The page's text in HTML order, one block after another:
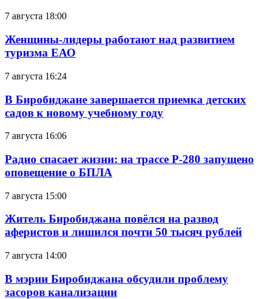
7 августа 18:00
Женщины-лидеры работают над развитием
туризма ЕАО
7 августа 16:24
В Биробиджане завершается приемка детских
садов к новому учебному году
7 августа 16:06
Радио спасает жизни: на трассе Р-280 запущено
оповещение о БПЛА
7 августа 15:00
Житель Биробиджана повёлся на развод
аферистов и лишился почти 50 тысяч рублей
7 августа 14:00
В мэрии Биробиджана обсудили проблему
засоров канализации